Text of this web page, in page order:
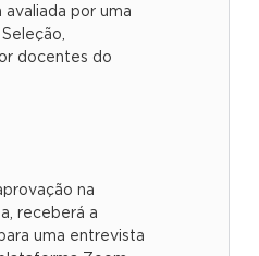
avaliada por uma
docentes do
na
receberá a
uma entrevista